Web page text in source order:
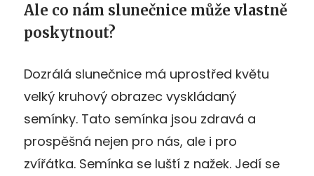
Ale co nám slunečnice může vlastně
poskytnout?
Dozrálá slunečnice má uprostřed květu
velký kruhový obrazec vyskládaný
semínky. Tato semínka jsou zdravá a
prospěšná nejen pro nás, ale i pro
zvířátka. Semínka se luští z nažek. Jedí se